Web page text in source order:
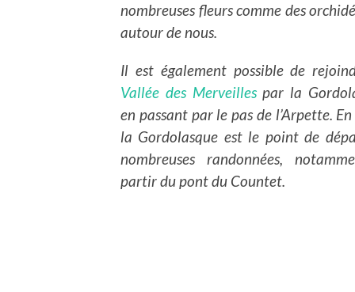
nombreuses fleurs comme des
autour de nous.
Il est également possible de
Vallée des Merveillespar la
en passant par le pas de l’Arpette.
la Gordolasque est le point de
nombreuses randonnées,
partir du pont du Countet.